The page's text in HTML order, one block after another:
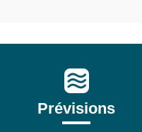
Prévisions